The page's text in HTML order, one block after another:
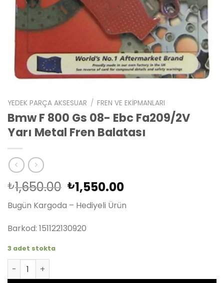
YEDEK PARÇA AKSESUAR / FREN VE EKIPMANLARI
Bmw F 800 Gs 08- Ebc Fa209/2V
Yarı Metal Fren Balatası
₺1,650.00 Orijinal
fiyat:
₺1,650.00.
₺1,550.00Şu
fiyat:
Bugün Kargoda – Hediyeli Ürün
Barkod: 151122130920
3 adet stokta
Bmw F 800 Gs 08- Ebc Fa209/2V Yarı Metal Fren